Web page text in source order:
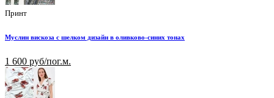
Принт
Муслин вискоза с шелком дизайн в оливково-синих тонах
1 600 руб/пог.м.